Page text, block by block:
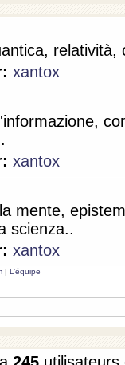
relatività,
xantox
xantox
mente,
scienza..
xantox
| L’équipe